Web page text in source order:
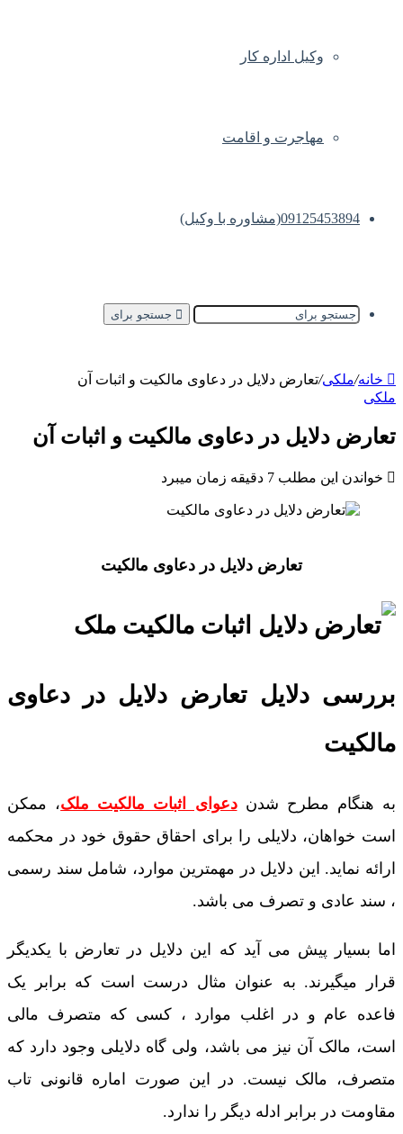
وکیل اداره کار
مهاجرت و اقامت
09125453894(مشاوره با وکیل)
جستجو برای
خانه/ملکی/تعارض دلایل در دعاوی مالکیت و اثبات آن
ملکی
تعارض دلایل در دعاوی مالکیت و اثبات آن
خواندن این مطلب 7 دقیقه زمان میبرد
تعارض دلایل در دعاوی مالکیت
بررسی دلایل تعارض دلایل در دعاوی
مالکیت
به هنگام مطرح شدندعوای اثبات مالکیت ملک، ممکن
است خواهان، دلایلی را برای احقاق حقوق خود در محکمه
ارائه نماید. این دلایل در مهمترین موارد، شامل سند رسمی
، سند عادی و تصرف می باشد.
اما بسیار پیش می آید که این دلایل در تعارض با یکدیگر
قرار میگیرند. به عنوان مثال درست است که برابر یک
فاعده عام و در اغلب موارد ، کسی که متصرف مالی
است، مالک آن نیز می باشد، ولی گاه دلایلی وجود دارد که
متصرف، مالک نیست. در این صورت اماره قانونی تاب
مقاومت در برابر ادله دیگر را ندارد.